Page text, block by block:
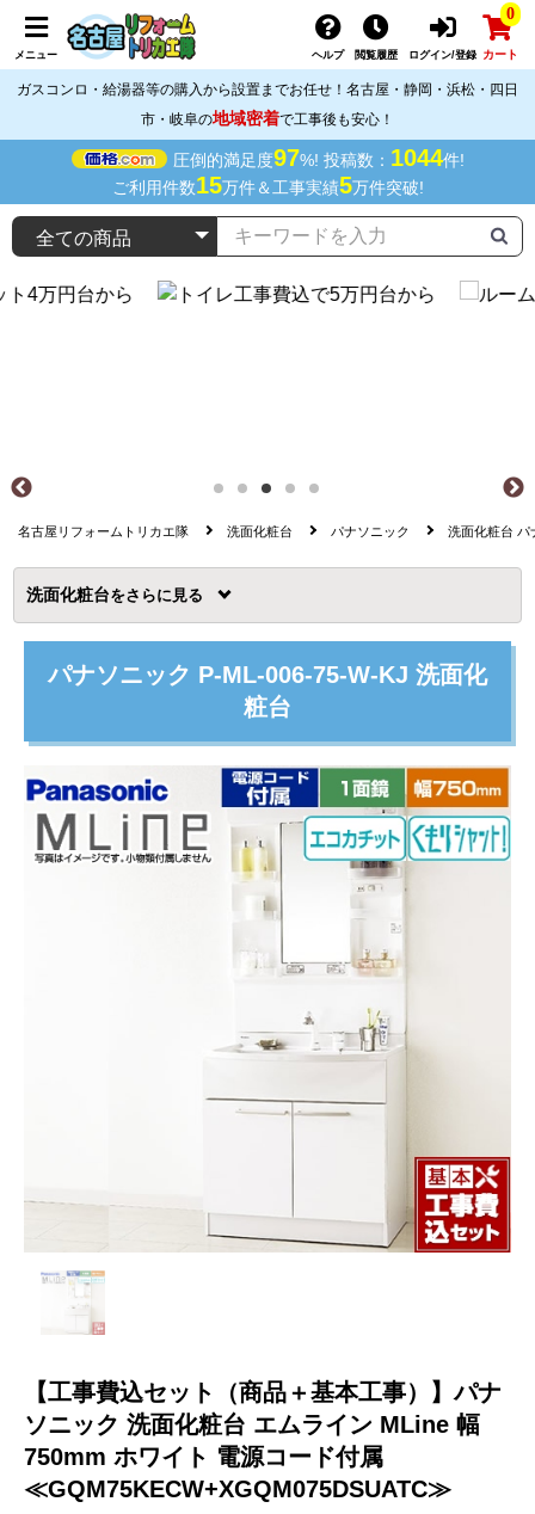
メニュー ヘルプ 閲覧履歴 ログイン/登録
0
カート
ガスコンロ・給湯器等の購入から設置までお任せ！名古屋・静岡・浜松・四日
市・岐阜の地域密着で工事後も安心！
圧倒的満足度97%! 投稿数： 1044件!
ご利用件数15万件＆工事実績5万件突破!
名古屋リフォームトリカエ隊 洗面化粧台 パナソニック 洗面化粧台 パ
洗面化粧台を
パナソニック P-ML-006-75-W-KJ 洗面化
粧台
【工事費込セット（商品＋基本工事）】パナ
ソニック 洗面化粧台 エムライン MLine 幅
750mm ホワイト 電源コード付属
≪GQM75KECW+XGQM075DSUATC≫